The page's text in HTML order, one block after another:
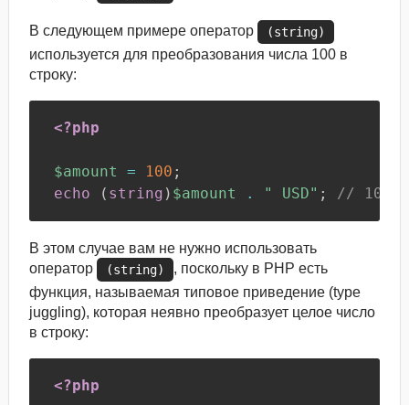
В следующем примере оператор (string)
используется для преобразования числа 100 в
строку:
<?php
$amount = 100 ;
echo
( string ) $amount . " USD" ; // 100
В этом случае вам не нужно использовать
оператор
(string)
, поскольку в PHP есть
функция, называемая типовое приведение (type
juggling), которая неявно преобразует целое число
в строку:
<?php